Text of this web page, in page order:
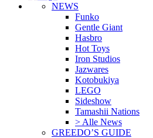
NEWS
Funko
Gentle Giant
Hasbro
Hot Toys
Iron Studios
Jazwares
Kotobukiya
LEGO
Sideshow
Tamashii Nations
> Alle News
GREEDO’S GUIDE